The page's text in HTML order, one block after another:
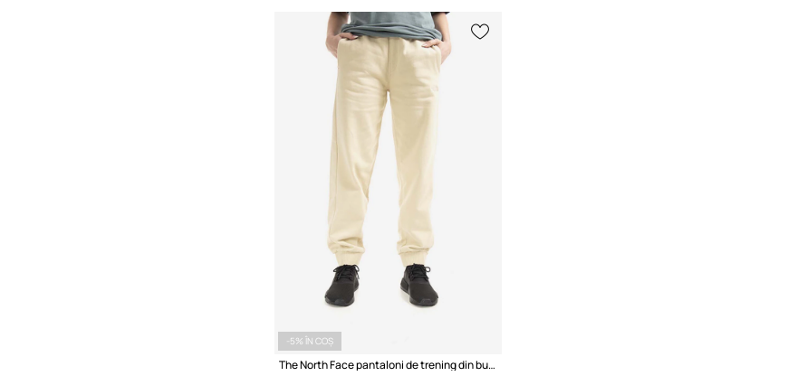
-5% ÎN COȘ
The North Face pantaloni de trening din bumbac Oversized Jogger